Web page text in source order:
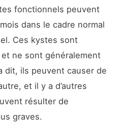
fonctionnels peuvent
dans le cadre normal
Ces kystes sont
et ne sont généralement
dit, ils peuvent causer de
et il y a d’autres
résulter de
graves.